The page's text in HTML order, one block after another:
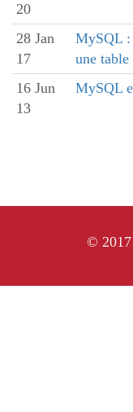
20
28 Jan
17
MySQL :
une table
16 Jun
13
MySQL
©